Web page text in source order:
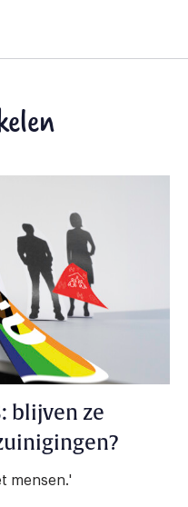
blijven ze
mensen.'